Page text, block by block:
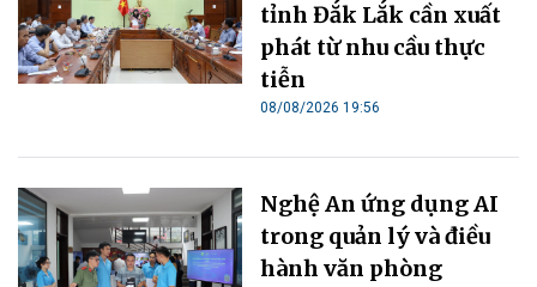
tỉnh Đắk Lắk cần xuất
phát từ nhu cầu thực
tiễn
08/08/2026 19:56
Nghệ An ứng dụng AI
trong quản lý và điều
hành văn phòng